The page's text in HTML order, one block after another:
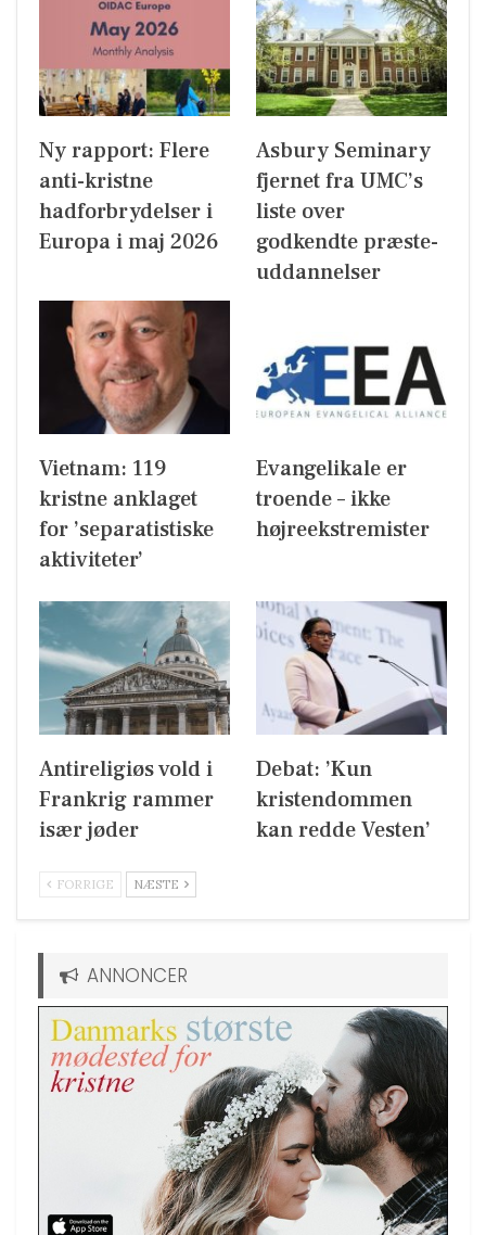
Ny rapport: Flere
anti-kristne
hadforbrydelser i
Europa i maj 2026
Asbury Seminary
fjernet fra UMC’s
liste over
godkendte præste-
uddannelser
Vietnam: 119
kristne anklaget
for ’separatistiske
aktiviteter’
Evangelikale er
troende – ikke
højreekstremister
Antireligiøs vold i
Frankrig rammer
især jøder
Debat: ’Kun
kristendommen
kan redde Vesten’
FORRIGE NÆSTE
ANNONCER